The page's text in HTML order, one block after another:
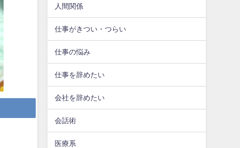
人間関係
仕事がきつい・つらい
仕事の悩み
仕事を辞めたい
会社を辞めたい
会話術
医療系